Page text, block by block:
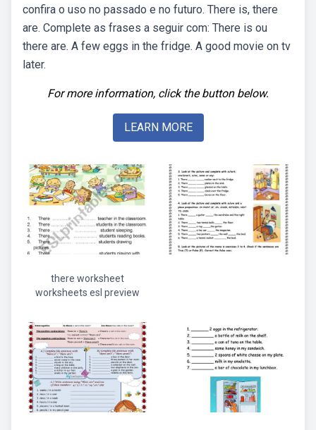
confira o uso no passado e no futuro. There is, there
are. Complete as frases a seguir com: There is ou
there are. A few eggs in the fridge. A good movie on tv
later.
For more information, click the button below.
LEARN MORE
there worksheet
worksheets esl preview